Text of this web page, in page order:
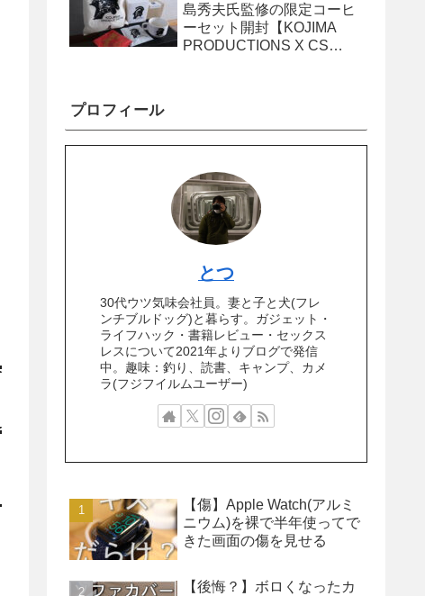
島秀夫氏監修の限定コーヒ
ーセット開封【KOJIMA
PRODUCTIONS X CS
プロフィール
とつ
30代ウツ気味会社員。妻と子と犬(フレ
ンチブルドッグ)と暮らす。ガジェット・
ライフハック・書籍レビュー・セックス
レスについて2021年よりブログで発信
中。趣味：釣り、読書、キャンプ、カメ
ラ(フジフイルムユーザー)
【傷】Apple Watch(アルミ
ニウム)を裸で半年使ってで
きた画面の傷を見せる
【後悔？】ボロくなったカ